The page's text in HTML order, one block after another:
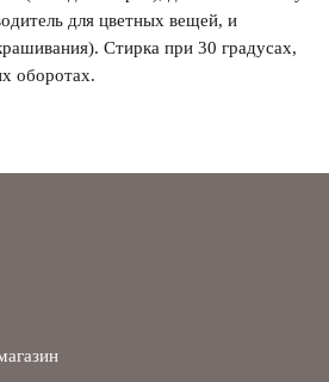
для цветных вещей, и
Стирка при 30 градусах,
оборотах.